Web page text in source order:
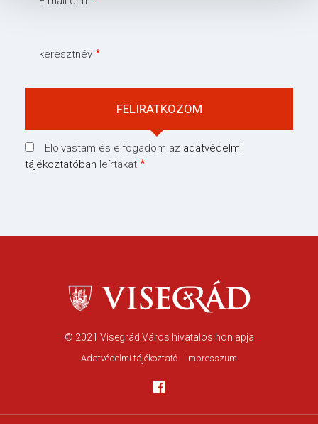
keresztnév
Elolvastam és elfogadom az adatvédelmi
tájékoztatóban leírtakat
© 2021 Visegrád Város hivatalos honlapja
Adatvédelmi tájékoztató Impresszum